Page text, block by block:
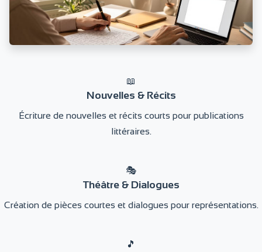
📖
Nouvelles & Récits
Écriture de nouvelles et récits courts pour publications
littéraires.
🎭
Théâtre & Dialogues
Création de pièces courtes et dialogues pour représentations.
🎵